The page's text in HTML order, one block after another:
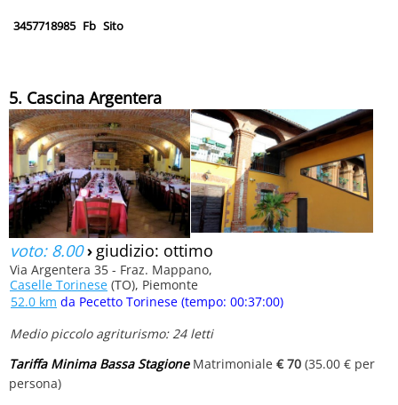
3457718985 Fb Sito
5. Cascina Argentera
voto: 8.00› giudizio: ottimo
Via Argentera 35 - Fraz. Mappano,
Caselle Torinese (TO), Piemonte
52.0 km da Pecetto Torinese (tempo: 00:37:00)
Medio piccolo agriturismo: 24 letti
Tariffa Minima Bassa StagioneMatrimoniale € 70 (35.00 € per
persona)